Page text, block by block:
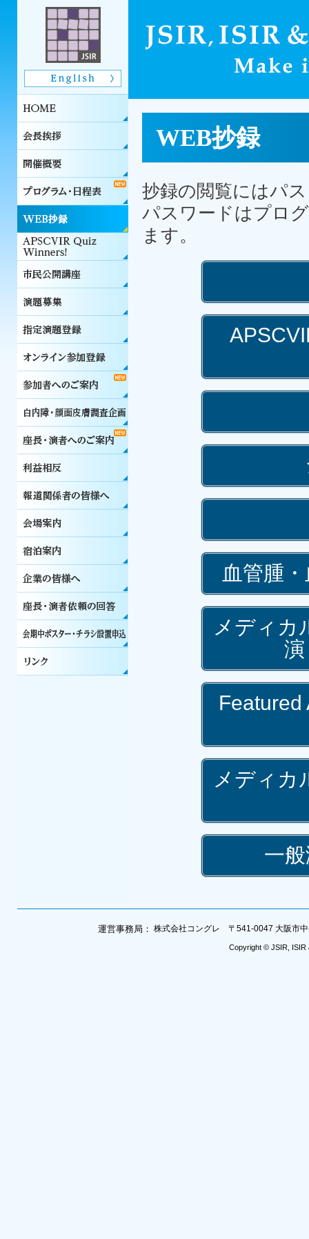
WEB抄録
抄録の閲覧にはパ
パスワードはプロ
ます。
血管腫
メディカ
Featured
メディカ
一
運営事務局： 株式会社コングレ 〒541-0047 大阪市
Copyright © JSIR, ISIR